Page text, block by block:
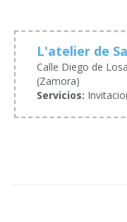
L'atelier de
Calle Diego de
(Zamora)
Servicios: